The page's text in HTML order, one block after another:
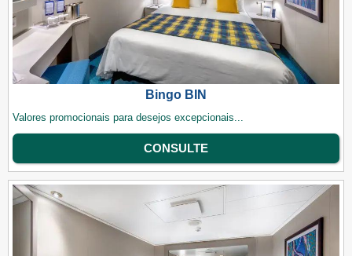
Bingo BIN
Valores promocionais para desejos excepcionais...
CONSULTE